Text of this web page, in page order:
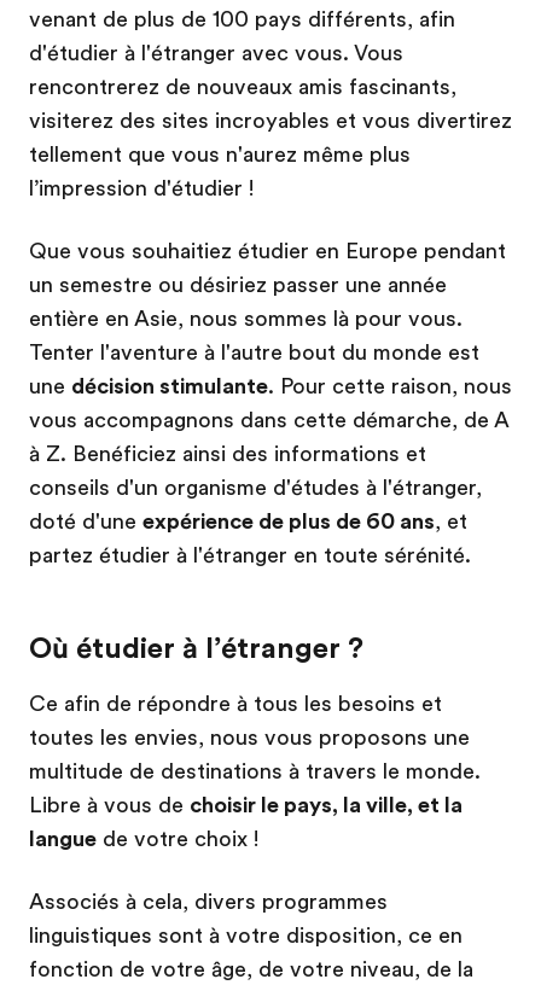
venant de plus de 100 pays différents, afin
d'étudier à l'étranger avec vous. Vous
rencontrerez de nouveaux amis fascinants,
visiterez des sites incroyables et vous divertirez
tellement que vous n'aurez même plus
l’impression d'étudier !
Que vous souhaitiez étudier en Europe pendant
un semestre ou désiriez passer une année
entière en Asie, nous sommes là pour vous.
Tenter l'aventure à l'autre bout du monde est
une décision stimulante. Pour cette raison, nous
vous accompagnons dans cette démarche, de A
à Z. Benéficiez ainsi des informations et
conseils d'un organisme d'études à l'étranger,
doté d'une expérience de plus de 60 ans, et
partez étudier à l'étranger en toute sérénité.
Où étudier à l’étranger ?
Ce afin de répondre à tous les besoins et
toutes les envies, nous vous proposons une
multitude de destinations à travers le monde.
Libre à vous de choisir le pays, la ville, et la
langue de votre choix !
Associés à cela, divers programmes
linguistiques sont à votre disposition, ce en
fonction de votre âge, de votre niveau, de la